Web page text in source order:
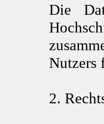
Die
Nutzers
2.